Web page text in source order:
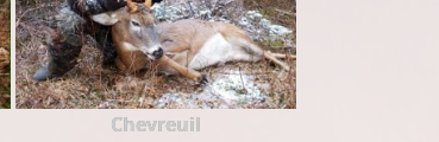
Chevreuil